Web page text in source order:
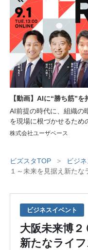
【動画】AIに“勝ち筋”
AI前提の時代に、組織の
を現場に根づかせるため
株式会社ユーザベース
ビズスタTOP > ビジ
１～未来を見据え新たな
ビジネスイベント
大阪未来博２
新たなライ